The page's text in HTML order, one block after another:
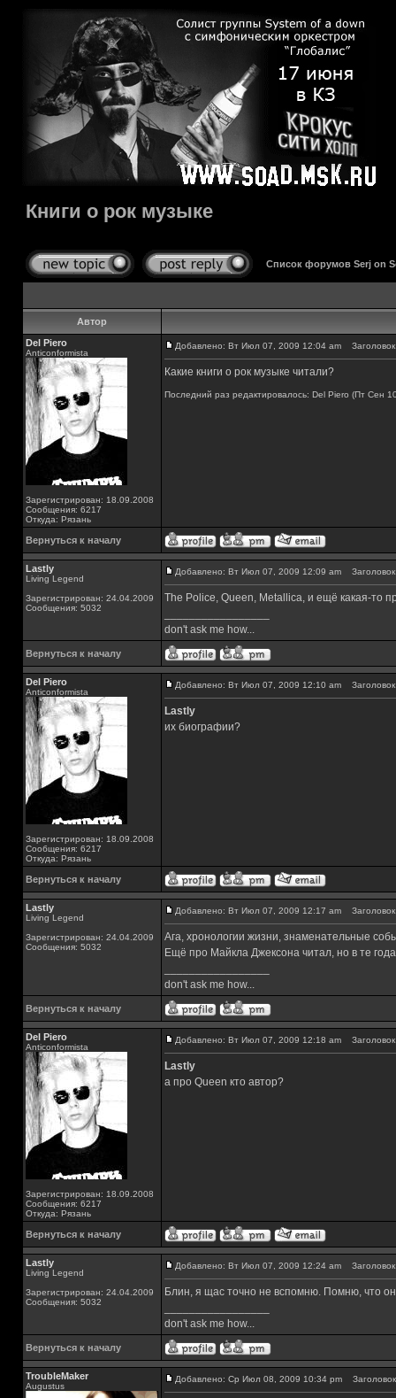
Книги о рок музыке
Список форумов Serj on
Автор
Del Piero
Аnticonformista
Зарегистрирован: 18.09.2008
Сообщения: 6217
Откуда: Рязань
Добавлено: Вт Июл 07, 2009 12:04 am
Какие книги о рок музыке читали?
Последний раз редактировалось: Del Piero (Пт Сен
Вернуться к началу
Lastly
Living Legend
Зарегистрирован: 24.04.2009
Сообщения: 5032
Добавлено: Вт Июл 07, 2009 12:09 am
The Police, Queen, Metallica, и ещё какая-то
don't ask me how...
Вернуться к началу
Del Piero
Аnticonformista
Зарегистрирован: 18.09.2008
Сообщения: 6217
Откуда: Рязань
Добавлено: Вт Июл 07, 2009 12:10 am
Lastly
их биографии?
Вернуться к началу
Lastly
Living Legend
Зарегистрирован: 24.04.2009
Сообщения: 5032
Добавлено: Вт Июл 07, 2009 12:17 am
Ага, хронологии жизни, знаменательные
Ещё про Майкла Джексона читал, но в те
don't ask me how...
Вернуться к началу
Del Piero
Аnticonformista
Зарегистрирован: 18.09.2008
Сообщения: 6217
Откуда: Рязань
Добавлено: Вт Июл 07, 2009 12:18 am
Lastly
а про Queen кто автор?
Вернуться к началу
Lastly
Living Legend
Зарегистрирован: 24.04.2009
Сообщения: 5032
Добавлено: Вт Июл 07, 2009 12:24 am
Блин, я щас точно не вспомню. Помню, что
don't ask me how...
Вернуться к началу
TroubleMaker
Augustus
Добавлено: Ср Июл 08, 2009 10:34 pm